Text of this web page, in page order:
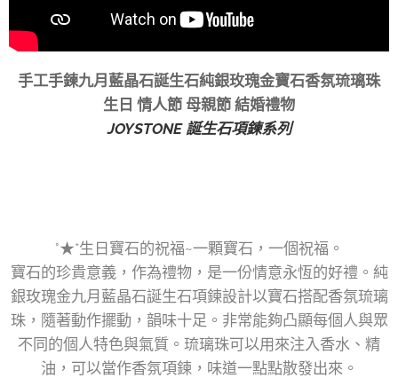
手工手鍊九月藍晶石誕生石純銀玫瑰金寶石香氛琉璃珠
生日 情人節 母親節 結婚禮物
JOYSTONE 誕生石項鍊系列
°★*生日寶石的祝福~一顆寶石，一個祝福。
寶石的珍貴意義，作為禮物，是一份情意永恆的好禮。純
銀玫瑰金九月藍晶石誕生石項鍊設計以寶石搭配香氛琉璃
珠，隨著動作擺動，韻味十足。非常能夠凸顯每個人與眾
不同的個人特色與氣質。琉璃珠可以用來注入香水、精
油，可以當作香氛項鍊，味道一點點散發出來。